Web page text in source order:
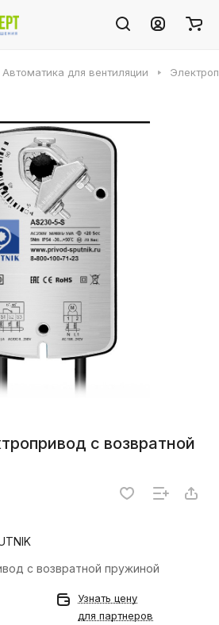
Автоматика для вентиляции
с возвратной
с возвратной пружиной
Узнать цену
для партнеров